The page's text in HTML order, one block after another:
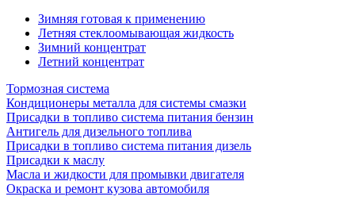
Зимняя готовая к применению
Летняя стеклоомывающая жидкость
Зимний концентрат
Летний концентрат
Тормозная система
Кондиционеры металла для системы смазки
Присадки в топливо система питания бензин
Антигель для дизельного топлива
Присадки в топливо система питания дизель
Присадки к маслу
Масла и жидкости для промывки двигателя
Окраска и ремонт кузова автомобиля